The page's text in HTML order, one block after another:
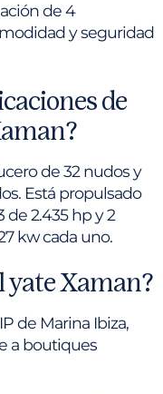
de 4
y seguridad
de
de 32 nudos y
Está propulsado
de 2.435 hp y 2
kw cada uno.
yate Xaman?
de Marina Ibiza,
a boutiques